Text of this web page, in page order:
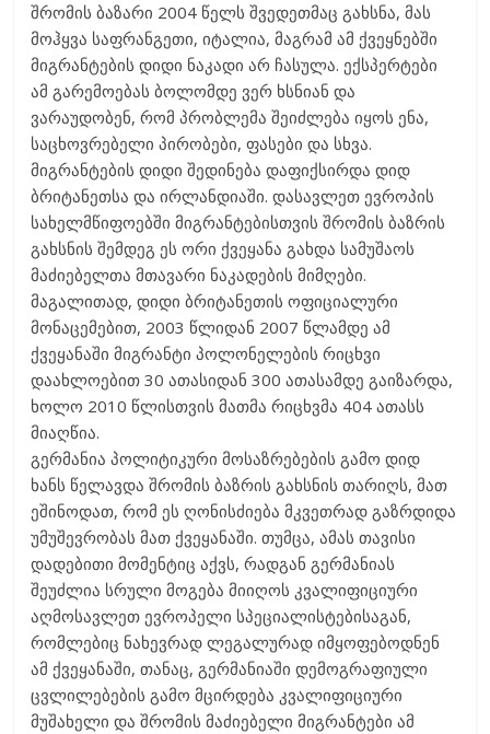
შრომის ბაზარი 2004 წელს შვედეთმაც გახსნა, მას
მოჰყვა საფრანგეთი, იტალია, მაგრამ ამ ქვეყნებში
მიგრანტების დიდი ნაკადი არ ჩასულა. ექსპერტები
ამ გარემოებას ბოლომდე ვერ ხსნიან და
ვარაუდობენ, რომ პრობლემა შეიძლება იყოს ენა,
საცხოვრებელი პირობები, ფასები და სხვა.
მიგრანტების დიდი შედინება დაფიქსირდა დიდ
ბრიტანეთსა და ირლანდიაში. დასავლეთ ევროპის
სახელმწიფოებში მიგრანტებისთვის შრომის ბაზრის
გახსნის შემდეგ ეს ორი ქვეყანა გახდა სამუშაოს
მაძიებელთა მთავარი ნაკადების მიმღები.
მაგალითად, დიდი ბრიტანეთის ოფიციალური
მონაცემებით, 2003 წლიდან 2007 წლამდე ამ
ქვეყანაში მიგრანტი პოლონელების რიცხვი
დაახლოებით 30 ათასიდან 300 ათასამდე გაიზარდა,
ხოლო 2010 წლისთვის მათმა რიცხვმა 404 ათასს
მიაღწია.
გერმანია პოლიტიკური მოსაზრებების გამო დიდ
ხანს წელავდა შრომის ბაზრის გახსნის თარიღს, მათ
ეშინოდათ, რომ ეს ღონისძიება მკვეთრად გაზრდიდა
უმუშევრობას მათ ქვეყანაში. თუმცა, ამას თავისი
დადებითი მომენტიც აქვს, რადგან გერმანიას
შეუძლია სრული მოგება მიიღოს კვალიფიციური
აღმოსავლეთ ევროპელი სპეციალისტებისაგან,
რომლებიც ნახევრად ლეგალურად იმყოფებოდნენ
ამ ქვეყანაში, თანაც, გერმანიაში დემოგრაფიული
ცვლილებების გამო მცირდება კვალიფიციური
მუშახელი და შრომის მაძიებელი მიგრანტები ამ